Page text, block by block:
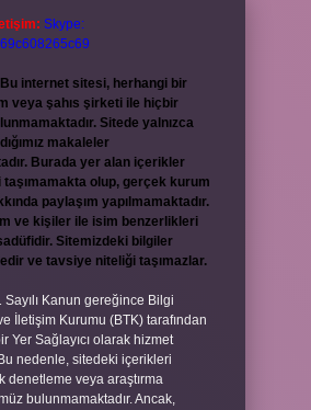
Skype:
Bu internet sitesi, herhangi bir
veya şahıs şirketi ile hiçbir
Sitede yalnızca
makaleler
Burada yer alan içerikler
taşımamakta olup, gerçek kurum
paylaşım yapılmamaktadır.
ve kişiler ile isim benzerlikleri
Sitemizdeki bilgiler
ve tavsiye niteliği taşımazlar.
Kanun gereğince Bilgi
İletişim Kurumu (BTK) tarafından
Yer Sağlayıcı olarak hizmet
nedenle, sitedeki içerikleri
denetleme veya araştırma
bulunmamaktadır. Ancak,